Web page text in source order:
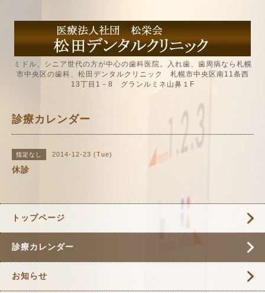
ミドル、シニア世代の方が中心の歯科医院。入れ歯、歯周病なら札幌
市中央区の歯科、松田デンタルクリニック 札幌市中央区南11条西
13丁目1－8 グランルミネ山鼻１F
診療カレンダー
指定なし 2014-12-23 (Tue)
休診
トップページ
診療カレンダー
お知らせ